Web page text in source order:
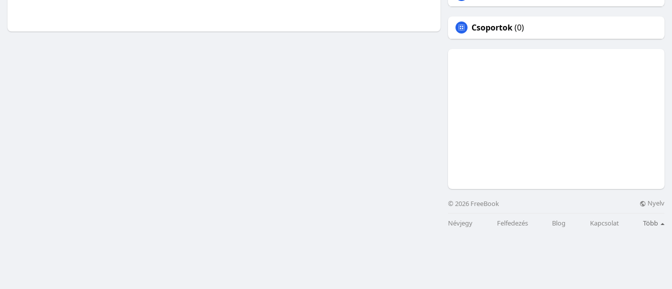
Csoportok(0)
© 2026 FreeBook Nyelv
Névjegy Felfedezés Blog Kapcsolat Több